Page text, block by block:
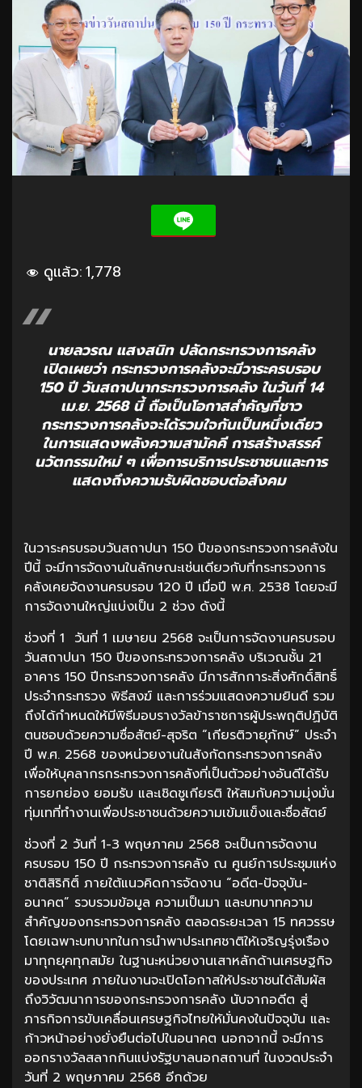
ดูแล้ว:1,778
นายลวรณ แสงสนิท ปลัดกระทรวงการคลัง
เปิดเผยว่า กระทรวงการคลังจะมีวาระครบรอบ
150 ปี วันสถาปนากระทรวงการคลัง ในวันที่ 14
เม.ย. 2568 นี้ ถือเป็นโอกาสสำคัญที่ชาว
กระทรวงการคลังจะได้รวมใจกันเป็นหนึ่งเดียว
ในการแสดงพลังความสามัคคี การสร้างสรรค์
นวัตกรรมใหม่ ๆ เพื่อการบริการประชาชนและการ
แสดงถึงความรับผิดชอบต่อสังคม
ในวาระครบรอบวันสถาปนา 150 ปีของกระทรวงการคลังใน
ปีนี้ จะมีการจัดงานในลักษณะเช่นเดียวกับที่กระทรวงการ
คลังเคยจัดงานครบรอบ 120 ปี เมื่อปี พ.ศ. 2538 โดยจะมี
การจัดงานใหญ่แบ่งเป็น 2 ช่วง ดังนี้
ช่วงที่ 1 วันที่ 1 เมษายน 2568 จะเป็นการจัดงานครบรอบ
วันสถาปนา 150 ปีของกระทรวงการคลัง บริเวณชั้น 21
อาคาร 150 ปีกระทรวงการคลัง มีการสักการะสิ่งศักดิ์สิทธิ์
ประจำกระทรวง พิธีสงฆ์ และการร่วมแสดงความยินดี รวม
ถึงได้กำหนดให้มีพิธีมอบรางวัลข้าราชการผู้ประพฤติปฏิบัติ
ตนชอบด้วยความซื่อสัตย์-สุจริต “เกียรติวายุภักษ์” ประจำ
ปี พ.ศ. 2568 ของหน่วยงานในสังกัดกระทรวงการคลัง
เพื่อให้บุคลากรกระทรวงการคลังที่เป็นตัวอย่างอันดีได้รับ
การยกย่อง ยอมรับ และเชิดชูเกียรติ ให้สมกับความมุ่งมั่น
ทุ่มเทที่ทำงานเพื่อประชาชนด้วยความเข้มแข็งและซื่อสัตย์
ช่วงที่ 2 วันที่ 1-3 พฤษภาคม 2568 จะเป็นการจัดงาน
ครบรอบ 150 ปี กระทรวงการคลัง ณ ศูนย์การประชุมแห่ง
ชาติสิริกิติ์ ภายใต้แนวคิดการจัดงาน “อดีต-ปัจจุบัน-
อนาคต” รวบรวมข้อมูล ความเป็นมา และบทบาทความ
สำคัญของกระทรวงการคลัง ตลอดระยะเวลา 15 ทศวรรษ
โดยเฉพาะบทบาทในการนำพาประเทศชาติให้เจริญรุ่งเรือง
มาทุกยุคทุกสมัย ในฐานะหน่วยงานเสาหลักด้านเศรษฐกิจ
ของประเทศ ภายในงานจะเปิดโอกาสให้ประชาชนได้สัมผัส
ถึงวิวัฒนาการของกระทรวงการคลัง นับจากอดีต สู่
ภารกิจการขับเคลื่อนเศรษฐกิจไทยให้มั่นคงในปัจจุบัน และ
ก้าวหน้าอย่างยั่งยืนต่อไปในอนาคต นอกจากนี้ จะมีการ
ออกรางวัลสลากกินแบ่งรัฐบาลนอกสถานที่ ในงวดประจำ
วันที่ 2 พฤษภาคม 2568 อีกด้วย